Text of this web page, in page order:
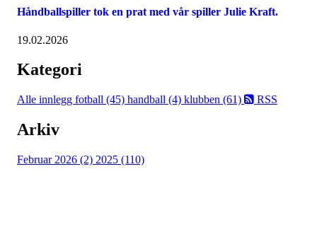
Håndballspiller tok en prat med vår spiller Julie Kraft.
19.02.2026
Kategori
Alle innlegg fotball (45) handball (4) klubben (61) RSS
Arkiv
Februar 2026 (2) 2025 (110)